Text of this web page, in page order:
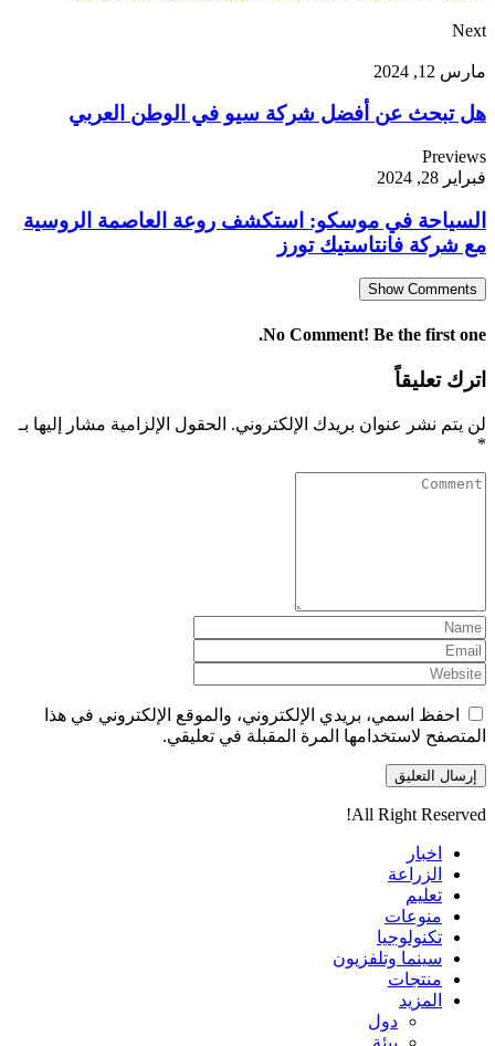
Next
مارس 12, 2024
هل تبحث عن أفضل شركة سيو في الوطن العربي
Previews
فبراير 28, 2024
السياحة في موسكو: استكشف روعة العاصمة الروسية
مع شركة فانتاستيك تورز
Show Comments
No Comment! Be the first one.
اترك تعليقاً
لن يتم نشر عنوان بريدك الإلكتروني. الحقول الإلزامية مشار إليها بـ
*
احفظ اسمي، بريدي الإلكتروني، والموقع الإلكتروني في هذا
المتصفح لاستخدامها المرة المقبلة في تعليقي.
All Right Reserved!
اخبار
الزراعة
تعليم
منوعات
تكنولوجيا
سينما وتلفزيون
منتجات
المزيد
دول
بيئة